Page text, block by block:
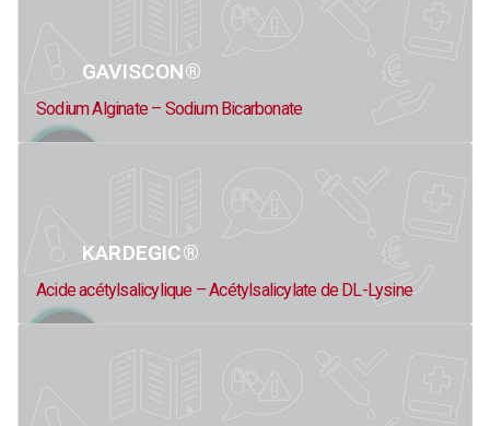
GAVISCON®
Sodium Alginate – Sodium Bicarbonate
KARDEGIC®
Acide acétylsalicylique – Acétylsalicylate de DL-Lysine